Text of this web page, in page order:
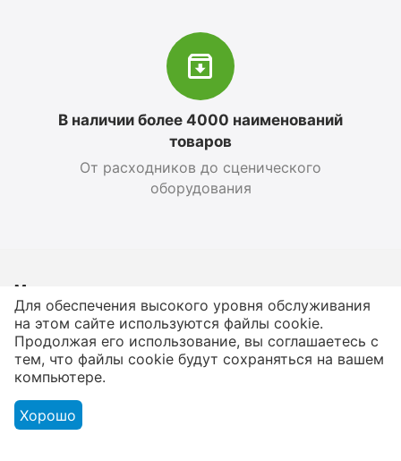
В наличии более 4000 наименований
товаров
От расходников до сценического
оборудования
Магазин
Оформление заказа
Контакты
Для обеспечения высокого уровня обслуживания
на этом сайте используются файлы cookie.
Продолжая его использование, вы соглашаетесь с
тем, что файлы cookie будут сохраняться на вашем
компьютере.
Хорошо